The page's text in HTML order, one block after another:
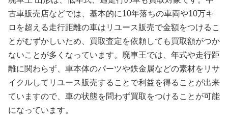
古車販売店などでは、基本的に10年落ちの車両や10万キ
ロを超える走行距離の車はリユース販売で金額をつけるこ
とがむずかしいため、買取査定を依頼しても買取額がつか
ないことが多くなっています。廃車王では、年式や走行距
離に関わらず、車本体のパーツや鉄金属などの素材をリサ
イクルしてリユース販売することで利益を得ることが出来
ていますので、車の状態を問わず買取をつけることが可能
になっています。